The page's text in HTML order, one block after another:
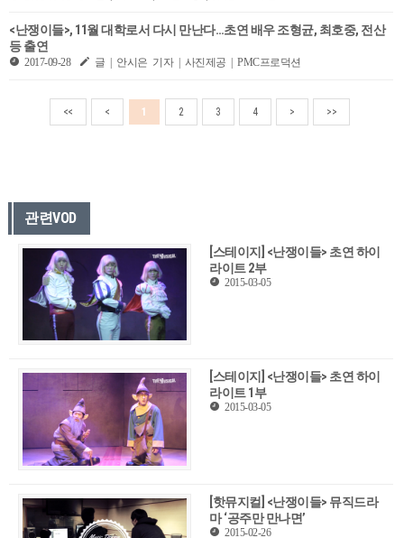
<난쟁이들>, 11월 대학로서 다시 만난다…초연 배우 조형균, 최호중, 전산
등 출연
2017-09-28 글 | 안시은 기자 | 사진제공 | PMC프로덕션
<< < 1 2 3 4 > >>
관련VOD
[스테이지] <난쟁이들> 초연 하이
라이트 2부
2015-03-05
[스테이지] <난쟁이들> 초연 하이
라이트 1부
2015-03-05
[핫뮤지컬] <난쟁이들> 뮤직드라
마 ‘공주만 만나면’
2015-02-26